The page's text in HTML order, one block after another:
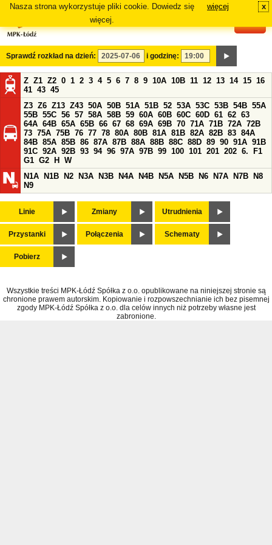
Nasza strona wykorzystuje pliki cookie. Dowiedz się
więcej.
więcej x
Sprawdź rozkład na dzień: i godzinę:
Z Z1 Z2 0 1 2 3 4 5 6 7 8 9 10A 10B 11 12 13 14 15 16
41 43 45
Z3 Z6 Z13 Z43 50A 50B 51A 51B 52 53A 53C 53B 54B 55A
55B 55C 56 57 58A 58B 59 60A 60B 60C 60D 61 62 63
64A 64B 65A 65B 66 67 68 69A 69B 70 71A 71B 72A 72B
73 75A 75B 76 77 78 80A 80B 81A 81B 82A 82B 83 84A
84B 85A 85B 86 87A 87B 88A 88B 88C 88D 89 90 91A 91B
91C 92A 92B 93 94 96 97A 97B 99 100 101 201 202 6.
F1
G1 G2 H
W
N1A
N1B N2 N3A N3B N4A N4B N5A N5B N6 N7A N7B
N8
N9
Linie Zmiany Utrudnienia
Przystanki Połączenia Schematy
Pobierz
Wszystkie treści MPK-Łódź Spółka z o.o. opublikowane na niniejszej stronie są
chronione prawem autorskim. Kopiowanie i rozpowszechnianie ich bez pisemnej
zgody MPK-Łódź Spółka z o.o. dla celów innych niż potrzeby własne jest
zabronione.